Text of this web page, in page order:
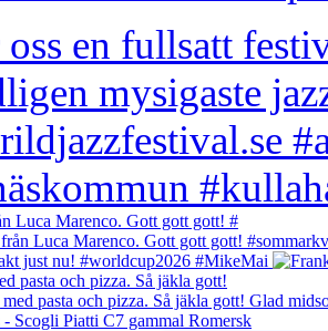
Luca Marenco. Gott gott gott! #
just nu! #worldcup2026 #MikeMai
pasta och pizza. Så jäkla gott!
- Scogli Piatti C7 gammal Romersk